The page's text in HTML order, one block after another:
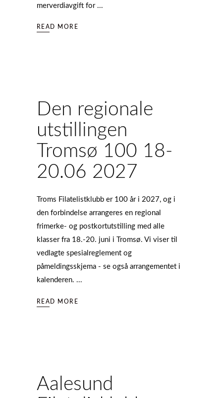
merverdiavgift for
READ MORE
Den regionale
utstillingen
Tromsø 100 18-
20.06 2027
Troms Filatelistklubb er 100 år i 2027, og i
den forbindelse arrangeres en regional
frimerke- og postkortutstilling med alle
klasser fra 18.-20. juni i Tromsø. Vi viser til
vedlagte spesialreglement og
påmeldingsskjema - se også arrangementet i
kalenderen.
READ MORE
Aalesund